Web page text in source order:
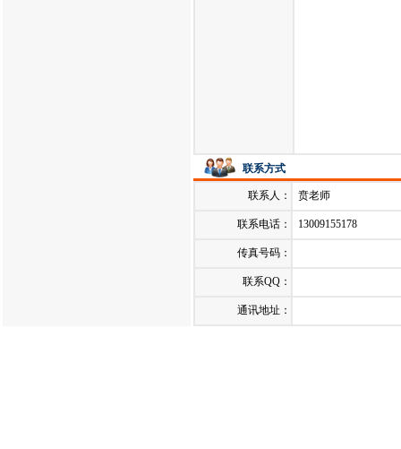
联系方式
联系人： 贲老师
联系电话： 13009155178
传真号码：
联系QQ：
通讯地址：